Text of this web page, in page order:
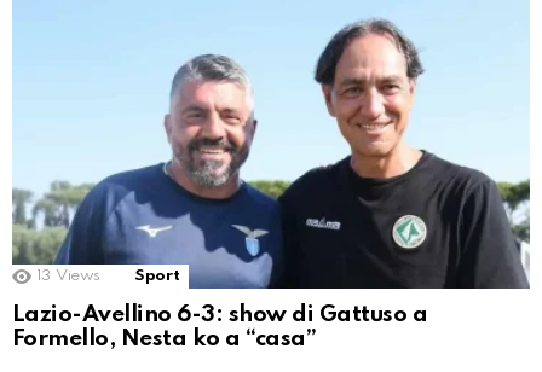
13 Views Sport
Lazio-Avellino 6-3: show di Gattuso a
Formello, Nesta ko a “casa”